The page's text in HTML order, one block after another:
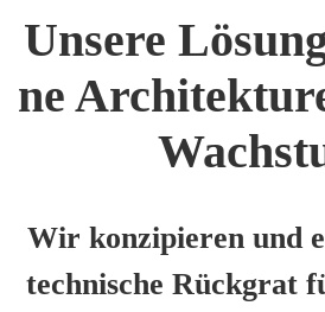
Unse­re
ne
Wir kon­zi­pie­ren und
tech­ni­sche Rück­grat